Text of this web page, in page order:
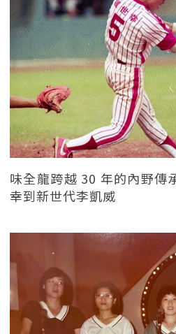
味全龍跨越 30 年的內野傳
幸到新世代李凱威